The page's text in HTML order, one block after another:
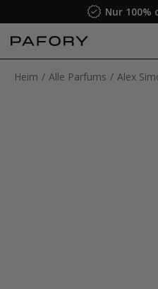
Nur 100%
Heim Alle Parfums Alex